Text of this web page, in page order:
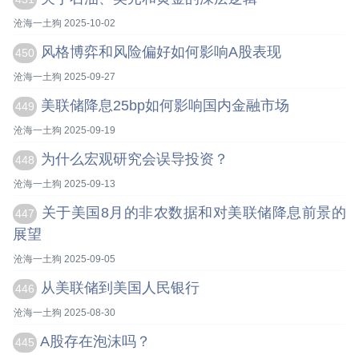
沧海一土狗 2025-10-02
450 风格博弈和风险偏好如何影响A股表现
沧海一土狗 2025-09-27
449 美联储降息25bp如何影响国内金融市场
沧海一土狗 2025-09-19
448 为什么宏观研究会误导投资？
沧海一土狗 2025-09-13
447
关于美国8月的非农数据和对美联储降息前景的
展望
沧海一土狗 2025-09-05
446 从美联储到美国人民银行
沧海一土狗 2025-08-30
445 A股存在泡沫吗？